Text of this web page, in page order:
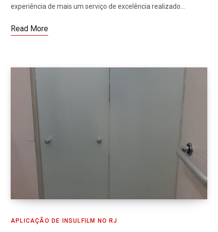
experiência de mais um serviço de excelência realizado…
Read More
APLICAÇÃO DE INSULFILM NO RJ